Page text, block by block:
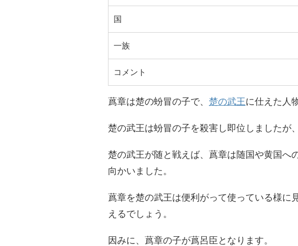
国
一族
コメント
蔿章は楚の蚡冒の子で、 楚の武王に仕えた人
楚の武王は蚡冒の子を殺害し即位しましたが
楚の武王が随と戦えば、蔿章は随国や黄国へ
向かいました。
蔿章を楚の武王は便利がって使っている様に
えるでしょう。
因みに、蔿章の子が蔿呂臣となります。